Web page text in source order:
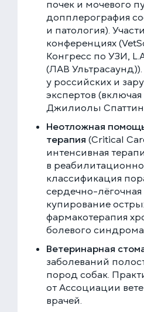
почек и мочевого
допплерография
и патология).
конференциях
Конгресс по УЗИ,
(ЛАВ
у российских и
экспертов
Джилиолы
Неотложная
терапия (Critical
интенсивная
в
классификация
сердечно-
купирование
фармакотерапия
болевого
Ветеринарная
заболеваний
пород собак.
от Ассоциации
врачей.